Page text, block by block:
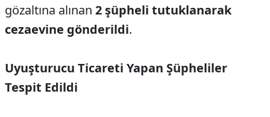
gözaltına alınan 2 şüpheli tutuklanarak
cezaevine gönderildi.
Uyuşturucu Ticareti Yapan Şüpheliler
Tespit Edildi